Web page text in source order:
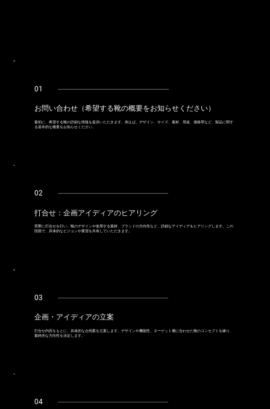
01
お問い合わせ（希望する靴の概要をお知らせください）
最初に、希望する靴の詳細な情報を提供いただきます。例えば、デザイン、サイズ、素材、用途、価格帯など、製品に関す
る基本的な概要をお知らせください。
02
打合せ：企画アイディアのヒアリング
実際に打合せを行い、靴のデザインや使用する素材、ブランドの方向性など、詳細なアイディアをヒアリングします。この
段階で、具体的なビジョンや要望を共有していただきます。
03
企画・アイディアの立案
打合せ内容をもとに、具体的な企画案を立案します。デザインや機能性、ターゲット層に合わせた靴のコンセプトを練り、
最終的な方向性を決定します。
04